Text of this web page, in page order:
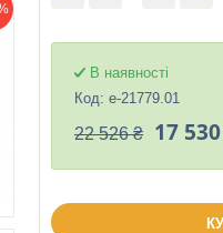
В наявності
Код: е-21779.01
22 526 ₴ 17